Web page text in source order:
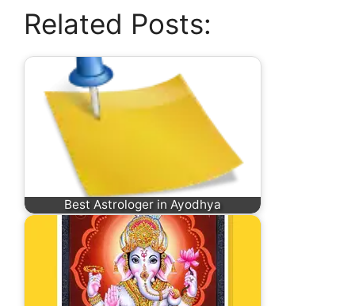
Related Posts:
Best Astrologer in Ayodhya